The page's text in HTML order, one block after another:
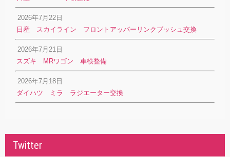
2026年7月22日
日産 スカイライン フロントアッパーリンクブッシュ交換
2026年7月21日
スズキ MRワゴン 車検整備
2026年7月18日
ダイハツ ミラ ラジエーター交換
Twitter